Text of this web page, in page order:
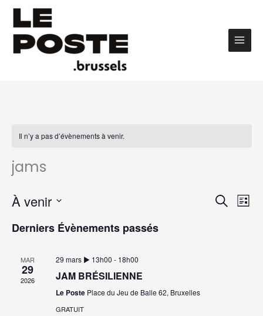
contenu
Main
Il n’y a pas d’évènements à venir.
jams
Recherche
et
de
Liste
À venir
une
date.
Derniers Évènements passés
MAR
29
2026
29 mars ▶︎ 13h00 - 18h00
JAM BRÉSILIENNE
Le Poste Place du Jeu de Balle 62, Bruxelles
GRATUIT